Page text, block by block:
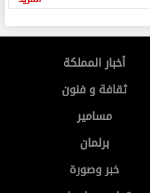
أخبار المملكة
ثقافة و فنون
مسامير
برلمان
خبر وصورة